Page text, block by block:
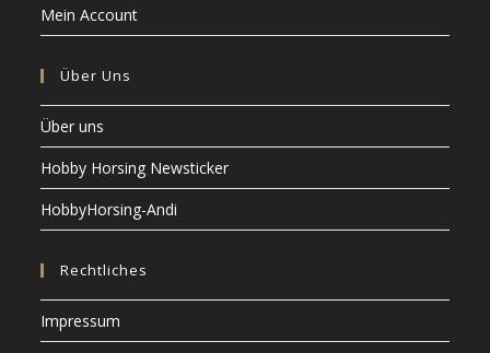
Mein Account
Über Uns
Über uns
Hobby Horsing Newsticker
HobbyHorsing-Andi
Rechtliches
Impressum